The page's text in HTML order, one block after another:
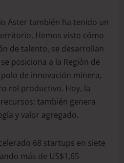
Aster también ha tenido un
Hemos visto cómo
de talento, se desarrollan
posiciona a la Región de
de innovación minera,
rol productivo. Hoy, la
también genera
y valor agregado.
68 startups en siete
más de US$1,65